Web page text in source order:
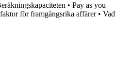
• Pay as you
för framgångsrika affärer• Vad